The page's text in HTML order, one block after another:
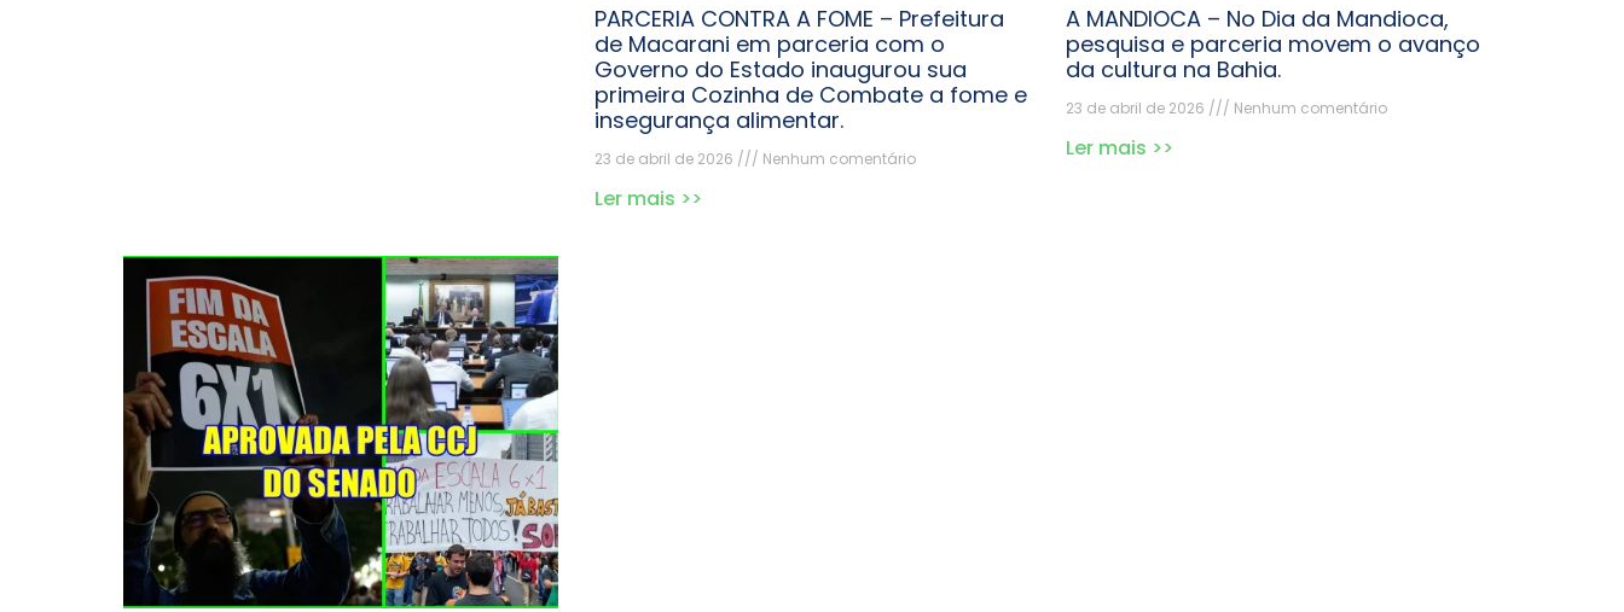
PARCERIA CONTRA A FOME – Prefeitura
de Macarani em parceria com o
Governo do Estado inaugurou sua
primeira Cozinha de Combate a fome e
insegurança alimentar.
23 de abril de 2026 Nenhum comentário
Ler mais >>
A MANDIOCA – No Dia da Mandioca,
pesquisa e parceria movem o avanço
da cultura na Bahia.
23 de abril de 2026 Nenhum comentário
Ler mais >>